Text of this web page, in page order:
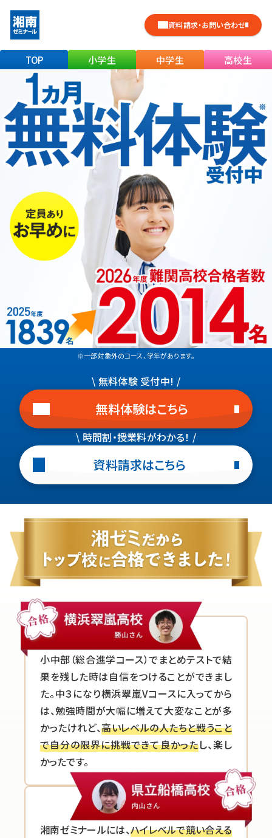
資料請求・お問い合わせ
TOP 小学生 中学生 高校生
※一部対象外のコース、学年があります。
\ 無料体験 受付中! /
無料体験はこちら
\ 時間割・授業料がわかる！ /
資料請求はこちら
小中部（総合進学コース）でまとめテストで結
果を残した時は自信をつけることができまし
た。中３になり横浜翠嵐Vコースに入ってから
は、勉強時間が大幅に増えて大変なことが多
かったけれど、高いレベルの人たちと戦うこと
で自分の限界に挑戦できて良かったし、楽し
かったです。
湘南ゼミナールには、ハイレベルで競い合える